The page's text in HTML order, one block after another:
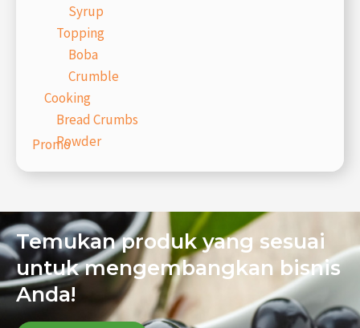
Syrup
Topping
Boba
Crumble
Cooking
Bread Crumbs
Powder
Promo
Temukan produk yang sesuai
untuk mengembangkan bisnis
Anda!